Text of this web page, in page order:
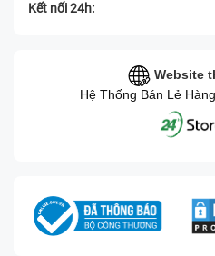
Kết nối 24h:
Website
Hệ Thống Bán Lẻ